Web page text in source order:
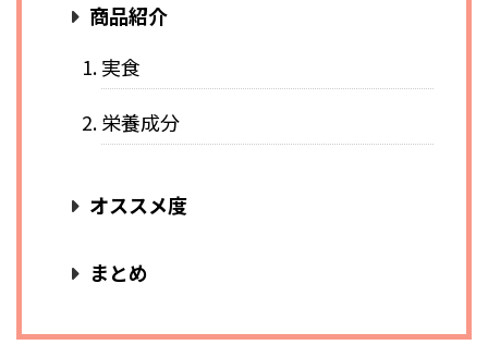
商品紹介
実食
栄養成分
オススメ度
まとめ